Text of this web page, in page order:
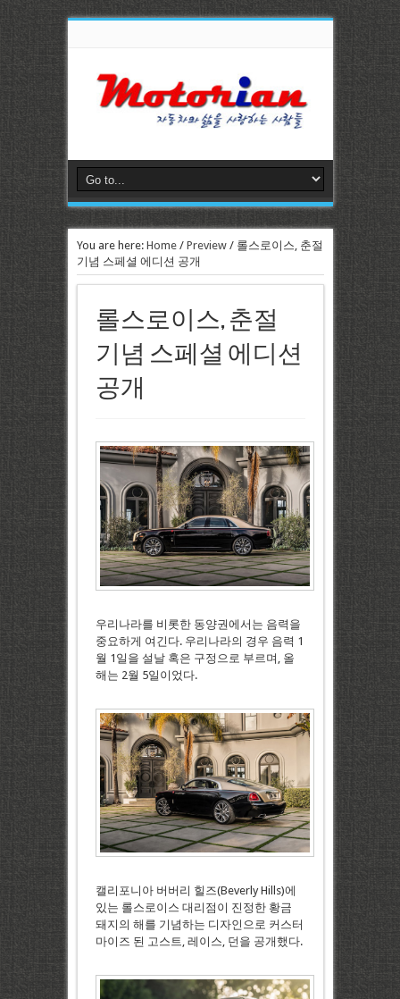
You are here: Home/ Preview/ 롤스로이스, 춘절
기념 스페셜 에디션 공개
롤스로이스, 춘절
기념 스페셜 에디션
공개
우리나라를 비롯한 동양권에서는 음력을
중요하게 여긴다. 우리나라의 경우 음력 1
월 1일을 설날 혹은 구정으로 부르며, 올
해는 2월 5일이었다.
캘리포니아 버버리 힐즈(Beverly Hills)에
있는 롤스로이스 대리점이 진정한 황금
돼지의 해를 기념하는 디자인으로 커스터
마이즈 된 고스트, 레이스, 던을 공개했다.